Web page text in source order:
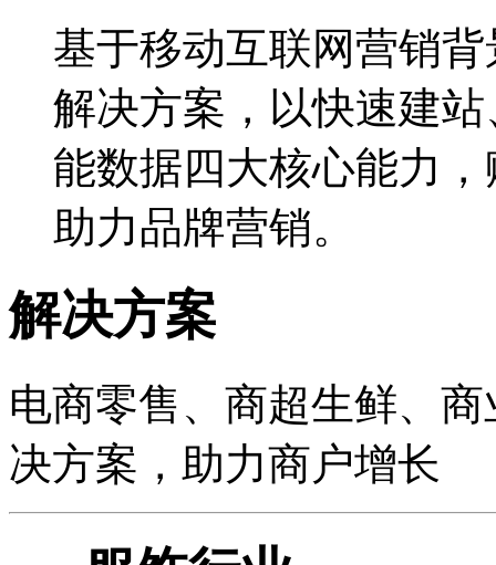
基于移动互联网营销
解决方案，以快速建
能数据四大核心能力
助力品牌营销。
解决方案
电商零售、商超生鲜、
决方案，助力商户增长